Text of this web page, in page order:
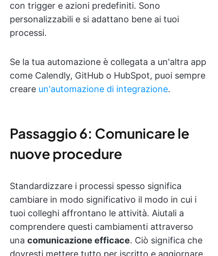
con trigger e azioni predefiniti. Sono
personalizzabili e si adattano bene ai tuoi
processi.
Se la tua automazione è collegata a un'altra app
come Calendly, GitHub o HubSpot, puoi sempre
creare un'automazione di integrazione.
Passaggio 6: Comunicare le
nuove procedure
Standardizzare i processi spesso significa
cambiare in modo significativo il modo in cui i
tuoi colleghi affrontano le attività. Aiutali a
comprendere questi cambiamenti attraverso
una comunicazione efficace. Ciò significa che